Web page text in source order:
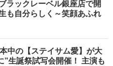
ラックレーベル銀座店で開
も自分らしく～笑顔あふれ
中の【ステイサム愛】が大
”生誕祭試写会開催！ 主演も